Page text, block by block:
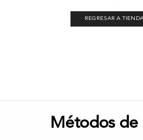
REGRESAR A
Métodos de